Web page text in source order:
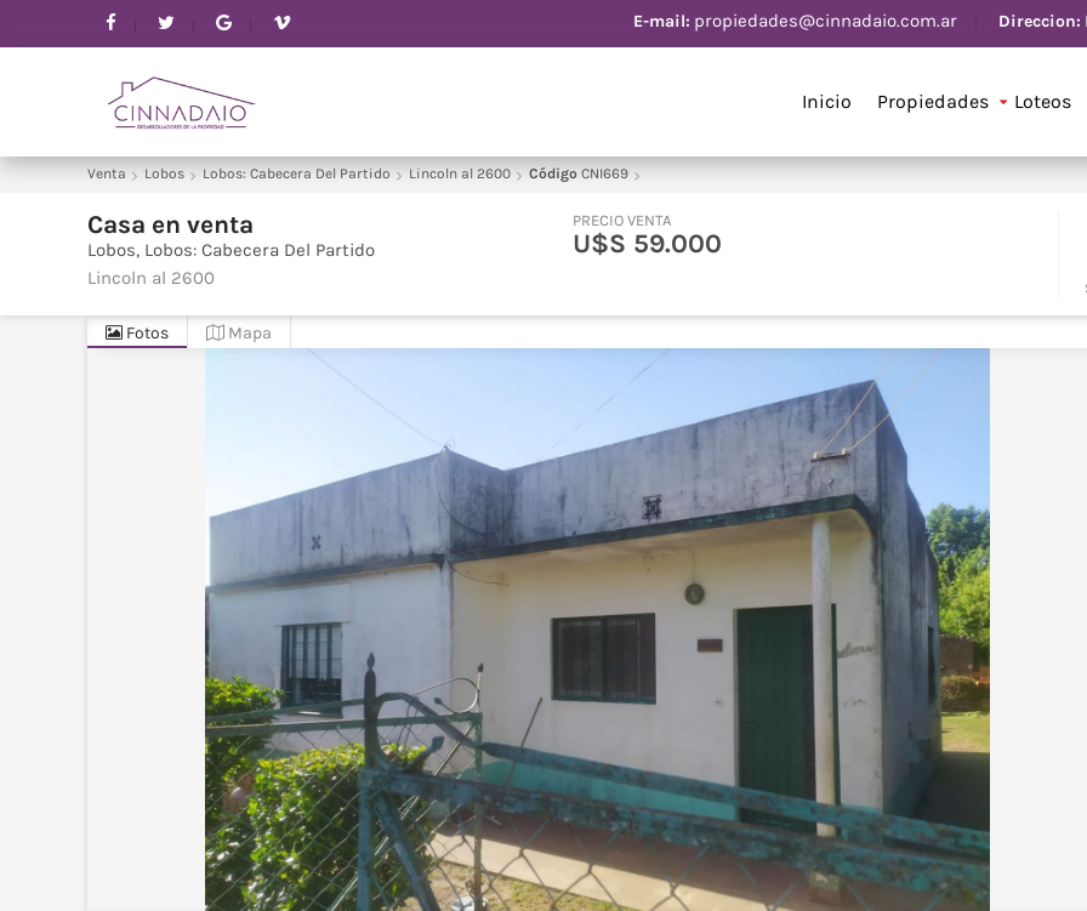
E-mail: propiedades@cinnadaio.com.ar Direccion:
Inicio Propiedades Loteos
Venta Lobos Lobos: Cabecera Del Partido Lincoln al 2600 Código CNI669
Casa en venta
Lobos Lobos: Cabecera Del Partido
Lincoln al 2600
PRECIO VENTA
U$S 59.000
Fotos Mapa